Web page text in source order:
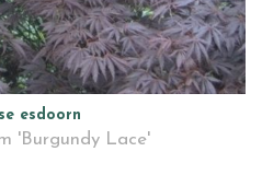
esdoorn
'Burgundy Lace'